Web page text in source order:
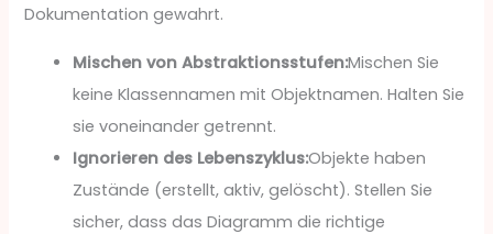
Dokumentation gewahrt.
Mischen von Abstraktionsstufen:Mischen Sie
keine Klassennamen mit Objektnamen. Halten Sie
sie voneinander getrennt.
Ignorieren des Lebenszyklus:Objekte haben
Zustände (erstellt, aktiv, gelöscht). Stellen Sie
sicher, dass das Diagramm die richtige